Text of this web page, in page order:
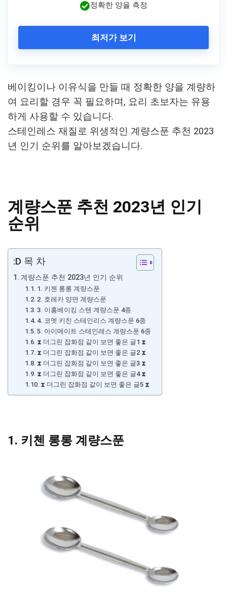
정확한 양을 측정
최저가 보기
베이킹이나 이유식을 만들 때 정확한 양을 계량하
여 요리할 경우 꼭 필요하며, 요리 초보자는 유용
하게 사용할 수 있습니다.
스테인레스 재질로 위생적인 계량스푼 추천 2023
년 인기 순위를 알아보겠습니다.
계량스푼 추천 2023년 인기
순위
:D 목 차
계량스푼 추천 2023년 인기 순위
1. 키첸 롱롱 계량스푼
2. 호레카 양면 계량스푼
3. 이홈베이킹 스텐 계량스푼 4종
4. 코멧 키친 스테인리스 계량스푼 6종
5. 아이메이트 스테인레스 계량스푼 6종
⧗ 더그린 잡화점 같이 보면 좋은 글1 ⧗
⧗ 더그린 잡화점 같이 보면 좋은 글2 ⧗
⧗ 더그린 잡화점 같이 보면 좋은 글3 ⧗
⧗ 더그린 잡화점 같이 보면 좋은 글4 ⧗
⧗ 더그린 잡화점 같이 보면 좋은 글5 ⧗
1. 키첸 롱롱 계량스푼